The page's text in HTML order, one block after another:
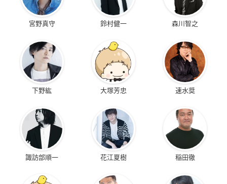
宮野真守 鈴村健一 森川智之
下野紘 大塚芳忠 速水奨
諏訪部順一 花江夏樹 稲田徹